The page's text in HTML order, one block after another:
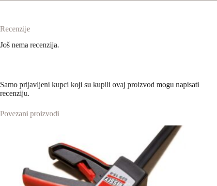
Recenzije
Još nema recenzija.
Samo prijavljeni kupci koji su kupili ovaj proizvod mogu napisati
recenziju.
Povezani proizvodi